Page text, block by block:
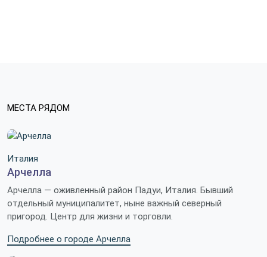
МЕСТА РЯДОМ
Италия
Арчелла
Арчелла — оживленный район Падуи, Италия. Бывший
отдельный муниципалитет, ныне важный северный
пригород. Центр для жизни и торговли.
Подробнее о городе Арчелла